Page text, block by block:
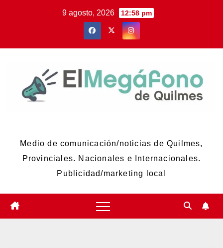
9 agosto, 2026 12:58 pm
Medio de comunicación/noticias de Quilmes,
Provinciales. Nacionales e Internacionales.
Publicidad/marketing local